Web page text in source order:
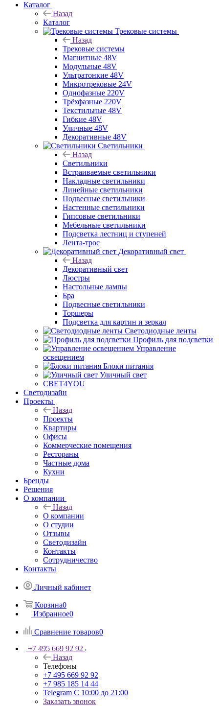
Каталог
Назад
Каталог
Трековые системы
Назад
Трековые системы
Магнитные 48V
Модульные 48V
Ультратонкие 48V
Микротрековые 24V
Однофазные 220V
Трёхфазные 220V
Текстильные 48V
Гибкие 48V
Уличные 48V
Декоративные 48V
Светильники
Назад
Светильники
Встраиваемые светильники
Накладные светильники
Линейные светильники
Подвесные светильники
Настенные светильники
Гипсовые светильники
Мебельные светильники
Подсветка лестниц и ступеней
Лента-трос
Декоративный свет
Назад
Декоративный свет
Люстры
Настольные лампы
Бра
Подвесные светильники
Торшеры
Подсветка для картин и зеркал
Светодиодные ленты
Профиль для подсветки
Управление
освещением
Блоки питания
Уличный свет
СВЕТ4YOU
Светодизайн
Проекты
Назад
Проекты
Квартиры
Офисы
Коммерческие помещения
Рестораны
Частные дома
Кухни
Бренды
Решения
О компании
Назад
О компании
О студии
Отзывы
Светодизайн
Контакты
Сотрудничество
Контакты
Личный кабинет
Корзина0
Избранное0
Сравнение товаров0
+7 495 669 92 92
Назад
Телефоны
+7 495 669 92 92
+7 985 185 14 44
Telegram С 10:00 до 21:00
Заказать звонок